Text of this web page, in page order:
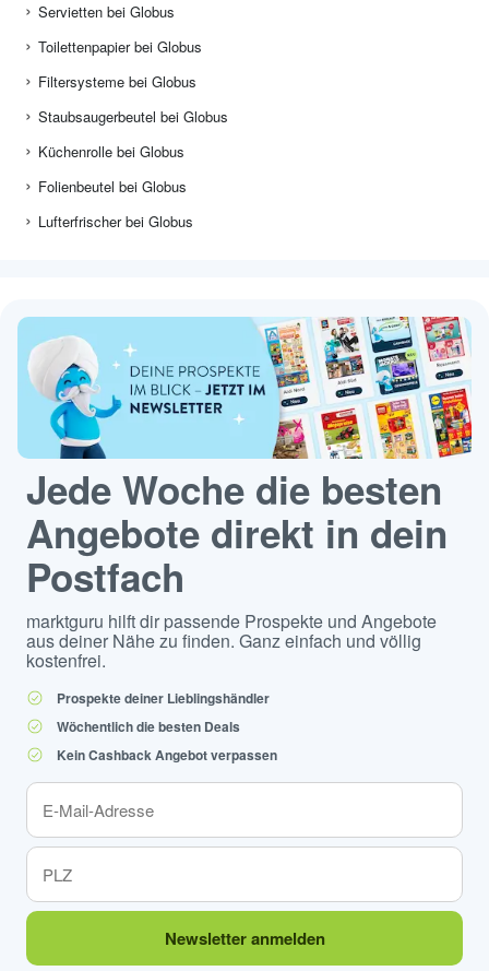
Servietten bei Globus
Toilettenpapier bei Globus
Filtersysteme bei Globus
Staubsaugerbeutel bei Globus
Küchenrolle bei Globus
Folienbeutel bei Globus
Lufterfrischer bei Globus
Jede Woche die besten
Angebote direkt in dein
Postfach
marktguru hilft dir passende Prospekte und Angebote
aus deiner Nähe zu finden. Ganz einfach und völlig
kostenfrei.
Prospekte deiner Lieblingshändler
Wöchentlich die besten Deals
Kein Cashback Angebot verpassen
Newsletter anmelden